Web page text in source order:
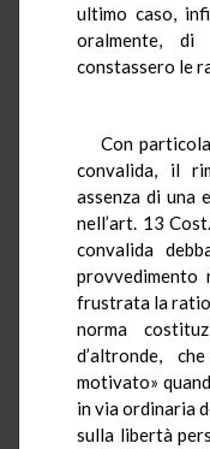
ultimo caso,
oralmente,
constassero le
Con
convalida, il
assenza di una
nell’art. 13
convalida
provvedimento
frustrata la
norma
d’altronde,
motivato»
in via ordinaria
sulla libertà